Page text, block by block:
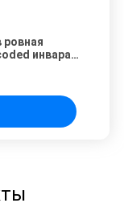
инвара